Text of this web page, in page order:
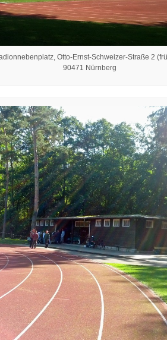
Otto-Ernst-Schweizer-Straße 2
90471 Nürnberg